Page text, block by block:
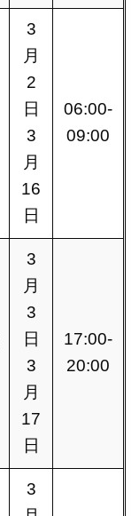
3
月
2
日
3
月
16
日
06:00-
09:00
3
月
3
日
3
月
17
日
17:00-
20:00
3